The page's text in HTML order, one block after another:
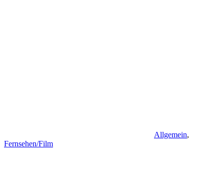
Allgemein,
Fernsehen/Film